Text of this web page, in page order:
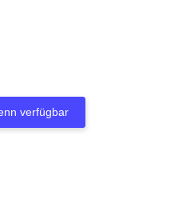
verfügbar